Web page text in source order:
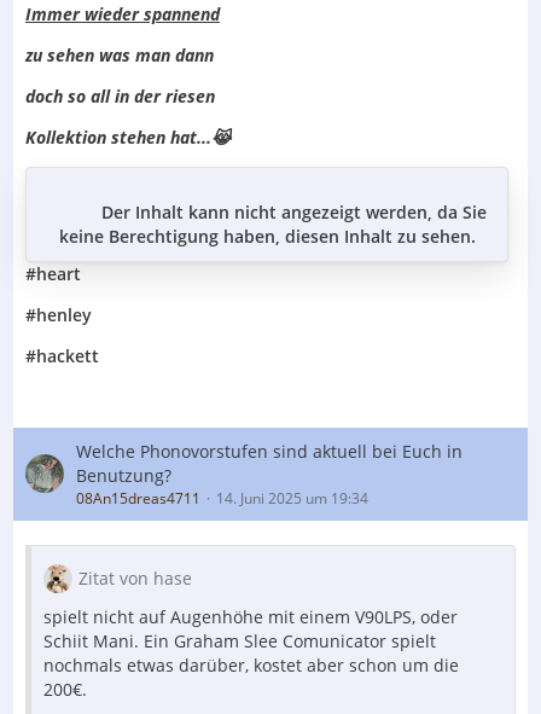
Immer wieder spannend
zu sehen was man dann
doch so all in der riesen
Kollektion stehen hat...😹
Der Inhalt kann nicht angezeigt werden, da Sie
keine Berechtigung haben, diesen Inhalt zu sehen.
#heart
#henley
#hackett
Welche Phonovorstufen sind aktuell bei Euch in
Benutzung?
08An15dreas4711 14. Juni 2025 um 19:34
Zitat von hase
spielt nicht auf Augenhöhe mit einem V90LPS, oder
Schiit Mani. Ein Graham Slee Comunicator spielt
nochmals etwas darüber, kostet aber schon um die
200€.